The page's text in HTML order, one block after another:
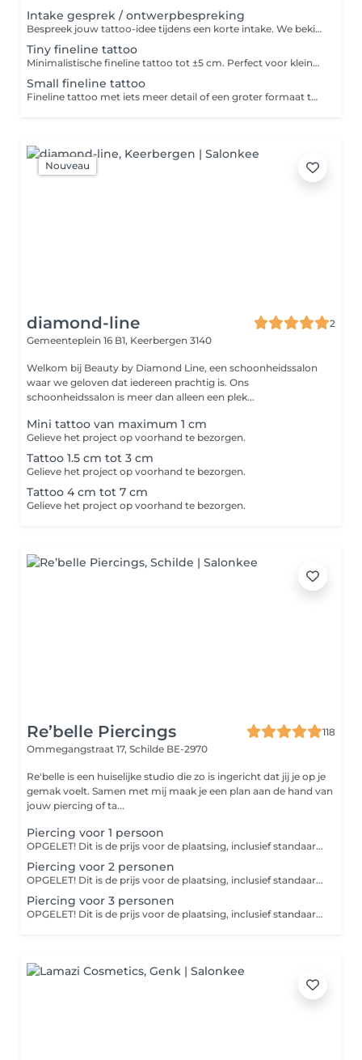
Intake gesprek / ontwerpbespreking
Bespreek jouw tattoo-idee tijdens een korte intake. We bekijken samen het ontwerp, de grootte, plaatsing en stijl zodat je met een duidelijk plan naar je afspraak komt. Aanbevolen voor grotere ontwerpen, meerdere tattoos of als je nog twijfelt over bepaalde details.
Tiny fineline tattoo
Minimalistische fineline tattoo tot ±5 cm. Perfect voor kleine symbolen, mini tekstjes, initialen of eenvoudige ontwerpen met fijne lijnen.
Small fineline tattoo
Fineline tattoo met iets meer detail of een groter formaat tot ±10 cm. Ideaal voor kleine bloemen, handschrift, combinaties van symbolen of verfijnde ontwerpen met meerdere elementen.
Nouveau
diamond-line
2
Gemeenteplein 16 B1, Keerbergen 3140
Welkom bij Beauty by Diamond Line, een schoonheidssalon
waar we geloven dat iedereen prachtig is. Ons
schoonheidssalon is meer dan alleen een plek...
Mini tattoo van maximum 1 cm
Gelieve het project op voorhand te bezorgen.
Tattoo 1.5 cm tot 3 cm
Gelieve het project op voorhand te bezorgen.
Tattoo 4 cm tot 7 cm
Gelieve het project op voorhand te bezorgen.
Re’belle Piercings
118
Ommegangstraat 17, Schilde BE-2970
Re'belle is een huiselijke studio die zo is ingericht dat jij je op je
gemak voelt. Samen met mij maak je een plan aan de hand van
jouw piercing of ta...
Piercing voor 1 persoon
OPGELET! Dit is de prijs voor de plaatsing, inclusief standaard juweel en nazorg. De aangegeven prijs is steeds een 'vanaf' prijs en kan variëren van locatie van de plaatsing en de keuze van juweel indien je voor een ander juweeltje gaat dan het standaard juweel dat in de prijs mee inbegrepen zit! Om alles transparant te houden zodat je weet wat je te wachten staat, splitsen we het piercen op in 2 delen. - Keuze van het juweel - Kostprijs voor het piercen
Piercing voor 2 personen
OPGELET! Dit is de prijs voor de plaatsing, inclusief standaard juweel en nazorg. De aangegeven prijs is steeds een 'vanaf' prijs en kan variëren van locatie van de plaatsing en de keuze van juweel! Om alles transparant te houden zodat je weet wat je te wachten staat, splitsen we het piercen op in 2 delen. - Keuze van het juweel - Kostprijs voor het piercen
Piercing voor 3 personen
OPGELET! Dit is de prijs voor de plaatsing, inclusief standaard juweel en nazorg. De aangegeven prijs is steeds een 'vanaf' prijs en kan variëren van locatie van de plaatsing en de keuze van juweel! Om alles transparant te houden zodat je weet wat je te wachten staat, splitsen we het piercen op in 2 delen. - Keuze van het juweel - Kostprijs voor het piercen